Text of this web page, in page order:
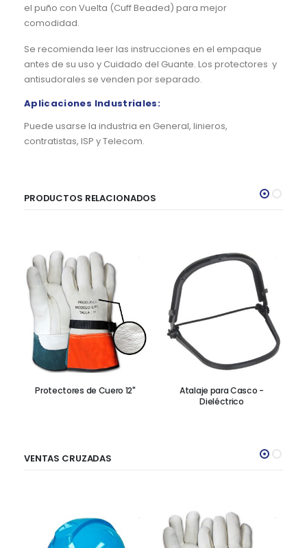
el puño con Vuelta (Cuff Beaded) para mejor
comodidad.
Se recomienda leer las instrucciones en el empaque
antes de su uso y Cuidado del Guante. Los protectores y
antisudorales se venden por separado.
Aplicaciones Industriales:
Puede usarse la industria en General, linieros,
contratistas, ISP y Telecom.
PRODUCTOS RELACIONADOS
Protectores de Cuero 12"
Atalaje para Casco -
Dieléctrico
VENTAS CRUZADAS